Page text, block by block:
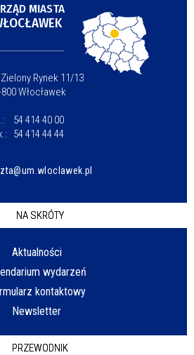
MIASTA
Rynek 11/13
Włocławek
54 414 40 00
54 414 44 44
NA SKRÓTY
Aktualności
wydarzeń
kontaktowy
Newsletter
PRZEWODNIK